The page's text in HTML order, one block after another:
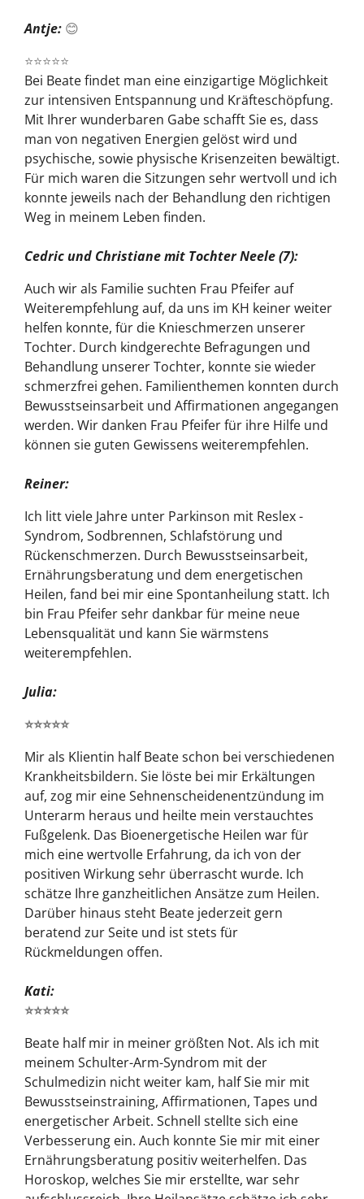
Antje: 😊
⭐⭐⭐⭐⭐
Bei Beate findet man eine einzigartige Möglichkeit
zur intensiven Entspannung und Kräfteschöpfung.
Mit Ihrer wunderbaren Gabe schafft Sie es, dass
man von negativen Energien gelöst wird und
psychische, sowie physische Krisenzeiten bewältigt.
Für mich waren die Sitzungen sehr wertvoll und ich
konnte jeweils nach der Behandlung den richtigen
Weg in meinem Leben finden.
Cedric und Christiane mit Tochter Neele (7):
Auch wir als Familie suchten Frau Pfeifer auf
Weiterempfehlung auf, da uns im KH keiner weiter
helfen konnte, für die Knieschmerzen unserer
Tochter. Durch kindgerechte Befragungen und
Behandlung unserer Tochter, konnte sie wieder
schmerzfrei gehen. Familienthemen konnten durch
Bewusstseinsarbeit und Affirmationen angegangen
werden. Wir danken Frau Pfeifer für ihre Hilfe und
können sie guten Gewissens weiterempfehlen.
Reiner:
Ich litt viele Jahre unter Parkinson mit Reslex -
Syndrom, Sodbrennen, Schlafstörung und
Rückenschmerzen. Durch Bewusstseinsarbeit,
Ernährungsberatung und dem energetischen
Heilen, fand bei mir eine Spontanheilung statt. Ich
bin Frau Pfeifer sehr dankbar für meine neue
Lebensqualität und kann Sie wärmstens
weiterempfehlen.
Julia:
⭐⭐⭐⭐⭐
Mir als Klientin half Beate schon bei verschiedenen
Krankheitsbildern. Sie löste bei mir Erkältungen
auf, zog mir eine Sehnenscheidenentzündung im
Unterarm heraus und heilte mein verstauchtes
Fußgelenk. Das Bioenergetische Heilen war für
mich eine wertvolle Erfahrung, da ich von der
positiven Wirkung sehr überrascht wurde. Ich
schätze Ihre ganzheitlichen Ansätze zum Heilen.
Darüber hinaus steht Beate jederzeit gern
beratend zur Seite und ist stets für
Rückmeldungen offen.
Kati:
⭐⭐⭐⭐⭐
Beate half mir in meiner größten Not. Als ich mit
meinem Schulter-Arm-Syndrom mit der
Schulmedizin nicht weiter kam, half Sie mir mit
Bewusstseinstraining, Affirmationen, Tapes und
energetischer Arbeit. Schnell stellte sich eine
Verbesserung ein. Auch konnte Sie mir mit einer
Ernährungsberatung positiv weiterhelfen. Das
Horoskop, welches Sie mir erstellte, war sehr